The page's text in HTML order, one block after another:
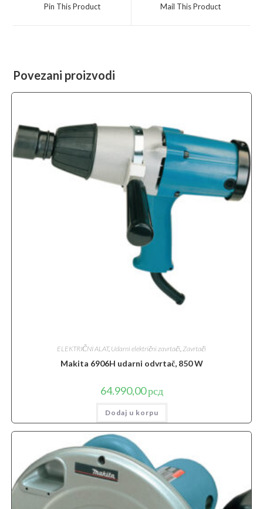
Pin This Product Mail This Product
Povezani proizvodi
ELEKTRIČNI ALAT, Udarni električni zavrtači,Zavrtači
Makita 6906H udarni odvrtač, 850 W
64.990,00рсд
Dodaj u korpu